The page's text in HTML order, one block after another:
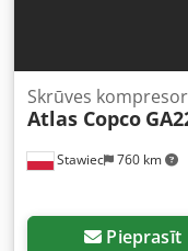
Stawiec 760 km
Skrūves
Atlas Copco
Pieprasīt